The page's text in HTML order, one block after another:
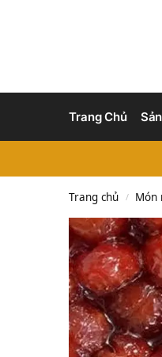
Trang Chủ
Trang chủ / Món